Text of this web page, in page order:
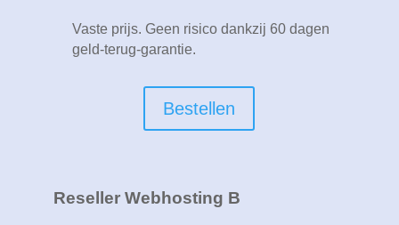
Vaste prijs. Geen risico dankzij 60 dagen
geld-terug-garantie.
Bestellen
Reseller Webhosting B